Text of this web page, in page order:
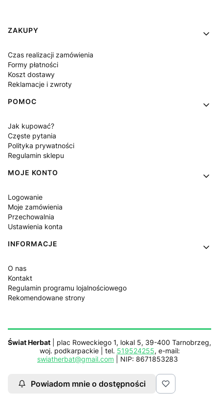
Linki w stopce
ZAKUPY
Czas realizacji zamówienia
Formy płatności
Koszt dostawy
Reklamacje i zwroty
POMOC
Jak kupować?
Częste pytania
Polityka prywatności
Regulamin sklepu
MOJE KONTO
Logowanie
Moje zamówienia
Przechowalnia
Ustawienia konta
INFORMACJE
O nas
Kontakt
Regulamin programu lojalnościowego
Rekomendowane strony
Świat Herbat | plac Roweckiego 1, lokal 5, 39-400 Tarnobrzeg,
woj. podkarpackie | tel. 519524255, e-mail:
swiatherbat@gmail.com | NIP: 8671853283
Sklep działa z pomocą Netplace.com.pl
Powiadom mnie o dostępności